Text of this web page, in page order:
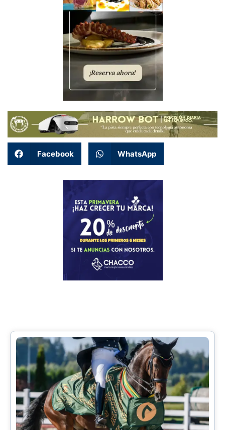
Facebook WhatsApp